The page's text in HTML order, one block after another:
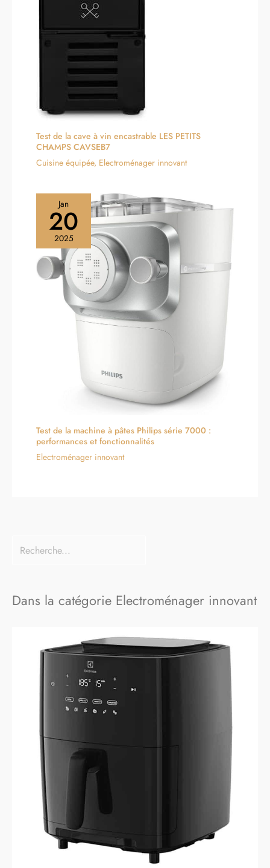
Test de la cave à vin encastrable LES PETITS
CHAMPS CAVSEB7
Cuisine équipée, Electroménager innovant
Jan
20
2025
Test de la machine à pâtes Philips série 7000 :
performances et fonctionnalités
Electroménager innovant
Dans la catégorie Electroménager innovant